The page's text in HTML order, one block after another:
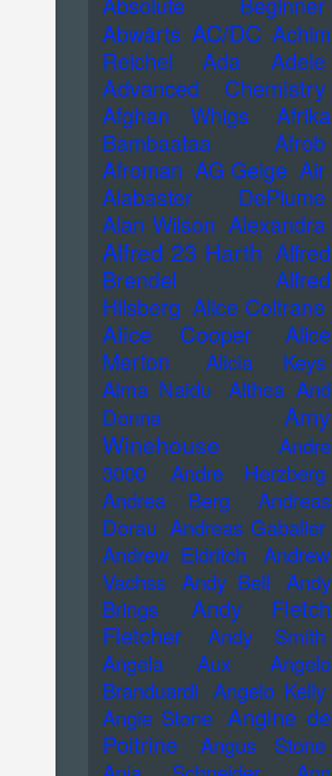
Abwärts AC/DC Achim
Reichel
Ada Adele
Advanced Chemistry
Afghan Whigs
Afrika
Bambaataa
Afrob
Afroman AG Geige Air
Alabaster DePlume
Alan Wilson Alexandra
Alfred 23 Harth Alfred
Brendel
Alfred
Hilsberg Alice Coltrane
Alice Cooper
Alice
Merton
Alicia Keys
Alma Naidu
Althea And
Donna
Amy
Winehouse
Andre
3000
Andre Herzberg
Andrea Berg
Andreas
Dorau Andreas Gabalier
Andrew Eldritch
Andrew
Vachss Andy Bell
Andy
Brings
Andy Fletch
Fletcher
Andy Smith
Angela Aux
Angelo
Branduardi Angelo Kelly
Angie Stone Angine de
Poitrine
Angus Stone